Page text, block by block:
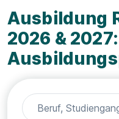
Ausbildung
2026 &